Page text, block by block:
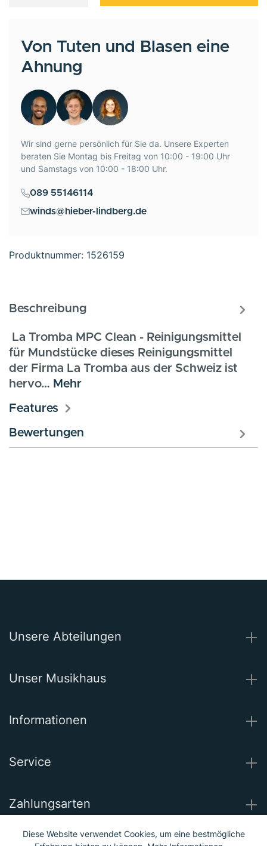
Produktnummer: 1526159
Von Tuten und Blasen eine
Ahnung
Wir sind gerne persönlich für Sie da. Unsere Experten
beraten Sie Montag bis Freitag von 10:00 - 19:00 Uhr
und Samstags von 10:00 - 18:00 Uhr.
089 55146114
winds@hieber-lindberg.de
Beschreibung
La Tromba MPC Clean - Reinigungsmittel
für Mundstücke dieses Reinigungsmittel
der Firma La Tromba aus der Schweiz ist
hervo… Mehr
Features
Bewertungen
Unsere Abteilungen
Unser Musikhaus
Informationen
Service
Zahlungsarten
Diese Website verwendet Cookies, um eine bestmögliche